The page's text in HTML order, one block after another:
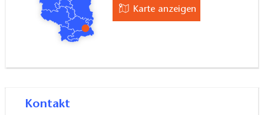
Karte anzeigen
Kontakt